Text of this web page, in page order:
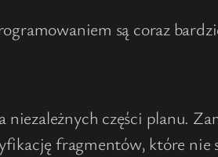
są coraz
części planu.
fragmentów, które nie